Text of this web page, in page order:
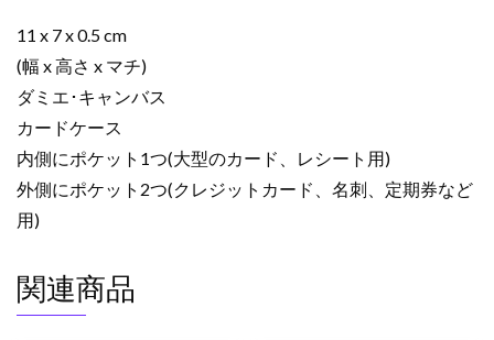
ト･
ー
ン
プ
ル
ブ
ラ
N61722
ダ
11 x 7 x 0.5 cm
(幅 x 高さ x マチ)
ダミエ･キャンバス
カードケース
内側にポケット1つ(大型のカード、レシート用)
外側にポケット2つ(クレジットカード、名刺、定期券など
用)
関連商品